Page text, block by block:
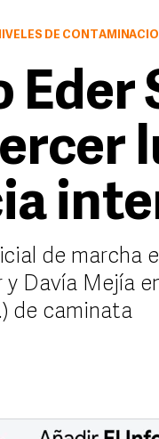
IGUALES A LOS DE
Eder
de marcha
y Davía Mejía
de caminata